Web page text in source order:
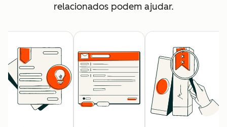
relacionados podem ajudar.